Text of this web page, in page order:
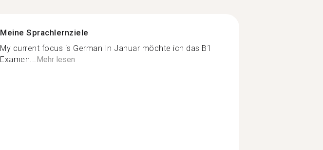
Meine Sprachlernziele
My current focus is German In Januar möchte ich das B1
Examen... Mehr lesen